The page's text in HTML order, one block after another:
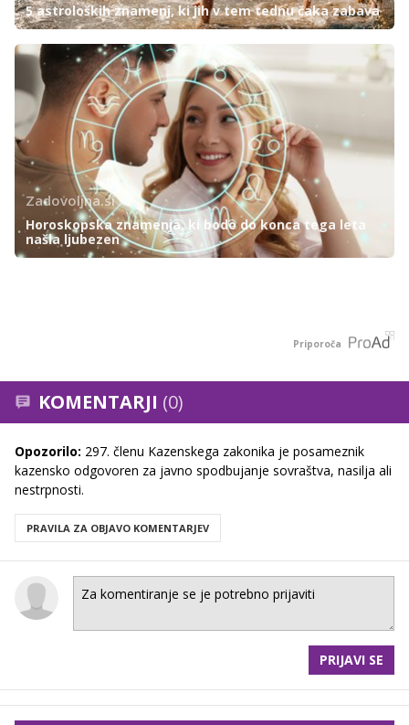
5 astroloških znamenj, ki jih v tem tednu čaka zabava
Zadovoljna.si
Horoskopska znamenja, ki bodo do konca tega leta
našla ljubezen
Priporoča
KOMENTARJI (0)
Opozorilo: 297. členu Kazenskega zakonika je posameznik
kazensko odgovoren za javno spodbujanje sovraštva, nasilja ali
nestrpnosti.
PRAVILA ZA OBJAVO KOMENTARJEV
PRIJAVI SE